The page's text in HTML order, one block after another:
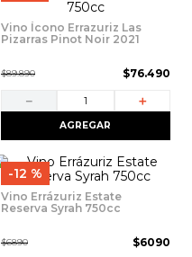
Vino Ícono Errazuriz Las
Pizarras Pinot Noir 2021
$89.890 $76.490
＋
－
AGREGAR
12 %
Vino Errázuriz Estate
Reserva Syrah 750cc
$6890 $6090